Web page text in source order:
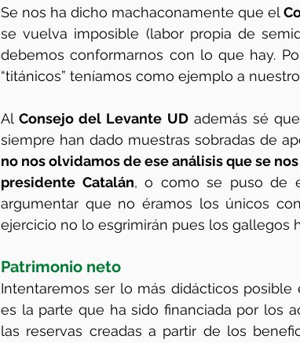
Se nos ha dicho machaconamente que el
se vuelva imposible (labor propia de
debemos conformarnos con lo que hay.
“titánicos” teníamos como ejemplo a
Al Consejo del Levante UD además sé
siempre han dado muestras sobradas de
no nos olvidamos de ese análisis que se
presidente Catalán, o como se puso de
argumentar que no éramos los únicos
ejercicio no lo esgrimirán pues los gallegos
Patrimonio neto
Intentaremos ser lo más didácticos
es la parte que ha sido financiada por los
las reservas creadas a partir de los